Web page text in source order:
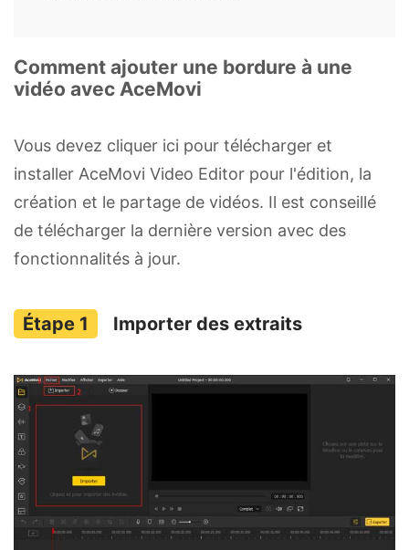
Comment ajouter une bordure à une
vidéo avec AceMovi
Vous devez cliquer ici pour télécharger et
installer AceMovi Video Editor pour l'édition, la
création et le partage de vidéos. Il est conseillé
de télécharger la dernière version avec des
fonctionnalités à jour.
Importer des extraits